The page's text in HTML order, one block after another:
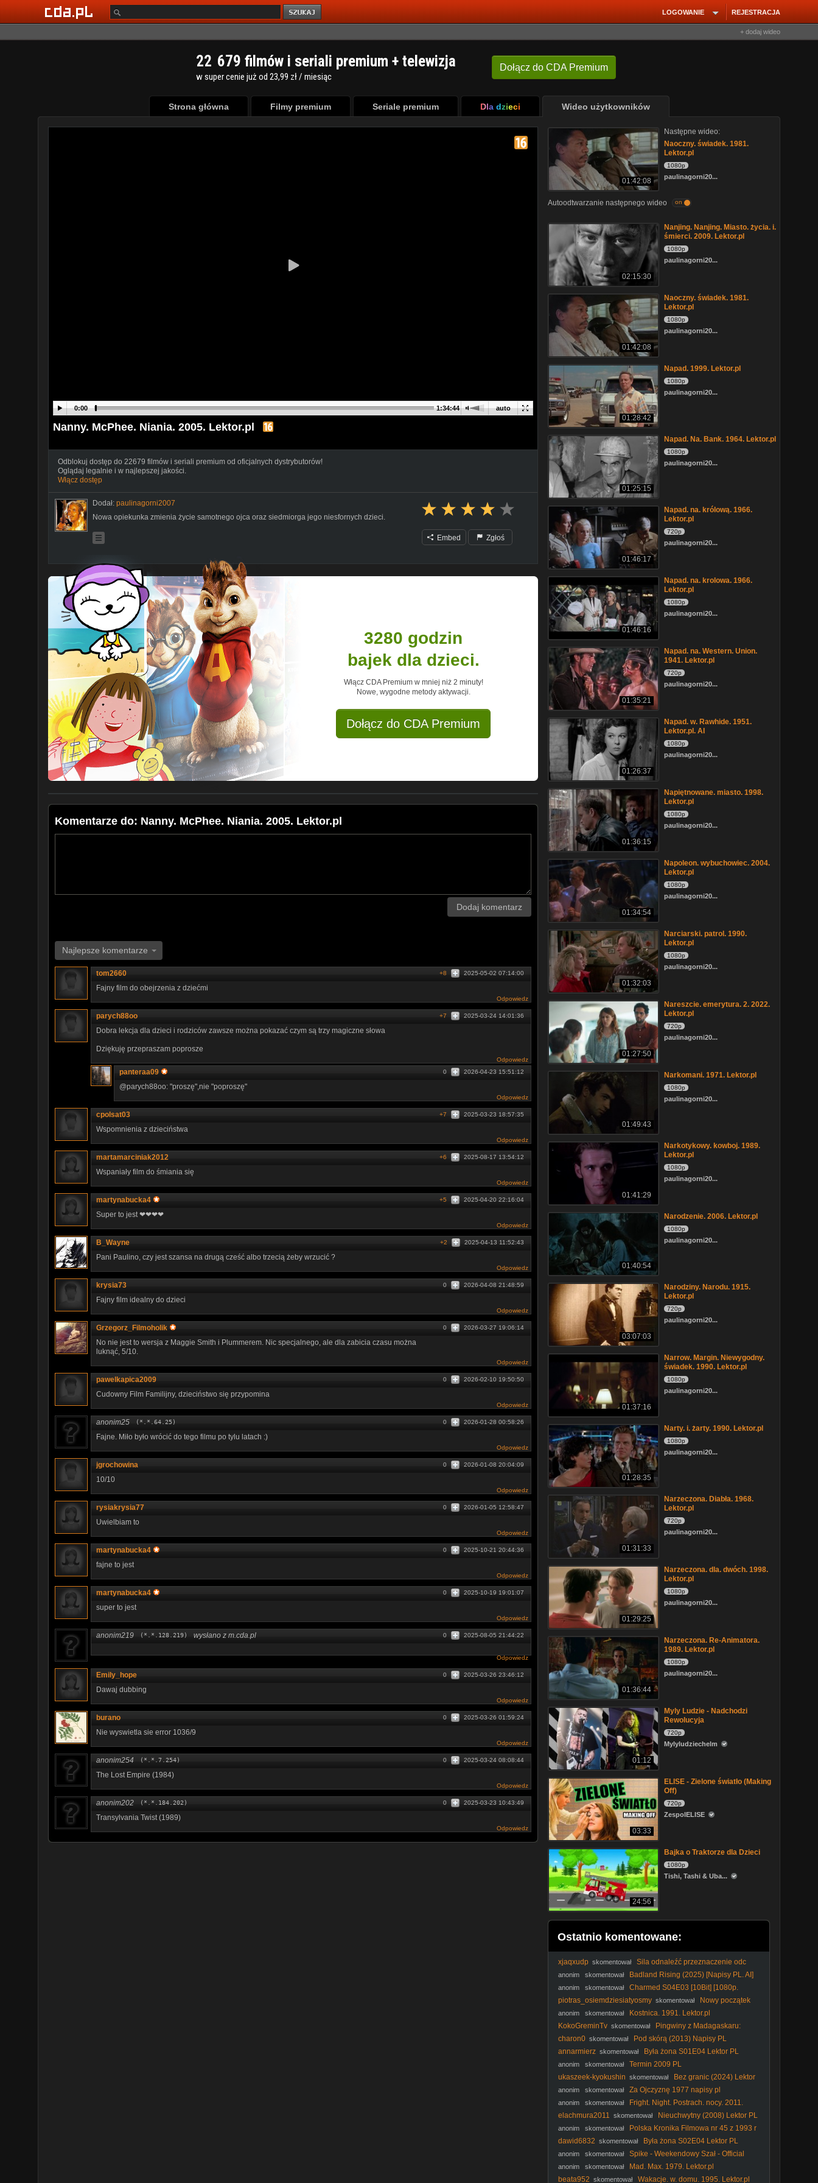
REJESTRACJA
LOGOWANIE
+ dodaj wideo
Dołącz do CDA Premium
22 679 filmów i seriali premium + telewizja
w super cenie już od 23,99 zł / miesiąc
Strona główna Filmy premium Seriale premium Dla dzieci Wideo użytkowników
auto
0:00 1:34:44
Nanny. McPhee. Niania. 2005. Lektor.pl
Odblokuj dostęp do 22679 filmów i seriali premium od oficjalnych dystrybutorów!
Oglądaj legalnie i w najlepszej jakości.
Włącz dostęp
Dodał: paulinagorni2007
Nowa opiekunka zmienia życie samotnego ojca oraz siedmiorga jego niesfornych dzieci.
Embed Zgłoś
3280 godzin
bajek dla dzieci.
Włącz CDA Premium w mniej niż 2 minuty!
Nowe, wygodne metody aktywacji.
Dołącz do CDA Premium
Komentarze do: Nanny. McPhee. Niania. 2005. Lektor.pl
Dodaj komentarz
Najlepsze komentarze
tom2660 2025-05-02 07:14:00
+8
Fajny film do obejrzenia z dziećmi
Odpowiedz
parych88oo 2025-03-24 14:01:36
+7
Dobra lekcja dla dzieci i rodziców zawsze można pokazać czym są trzy magiczne słowa
Dziękuję przepraszam poprosze
Odpowiedz
panteraa09 2026-04-23 15:51:12
0
@parych88oo: "proszę",nie "poproszę"
Odpowiedz
cpolsat03 2025-03-23 18:57:35
+7
Wspomnienia z dzieciństwa
Odpowiedz
martamarciniak2012 2025-08-17 13:54:12
+6
Wspaniały film do śmiania się
Odpowiedz
martynabucka4 2025-04-20 22:16:04
+5
Super to jest ❤❤❤❤
Odpowiedz
B_Wayne 2025-04-13 11:52:43
+2
Pani Paulino, czy jest szansa na drugą cześć albo trzecią żeby wrzucić ?
Odpowiedz
krysia73 2026-04-08 21:48:59
0
Fajny film idealny do dzieci
Odpowiedz
Grzegorz_Filmoholik 2026-03-27 19:06:14
0
No nie jest to wersja z Maggie Smith i Plummerem. Nic specjalnego, ale dla zabicia czasu można
luknąć, 5/10.
Odpowiedz
pawelkapica2009 2026-02-10 19:50:50
0
Cudowny Film Familijny, dzieciństwo się przypomina
Odpowiedz
anonim25 (*.*.64.25) 2026-01-28 00:58:26
0
Fajne. Miło było wrócić do tego filmu po tylu latach :)
Odpowiedz
jgrochowina 2026-01-08 20:04:09
0
10/10
Odpowiedz
rysiakrysia77 2026-01-05 12:58:47
0
Uwielbiam to
Odpowiedz
martynabucka4 2025-10-21 20:44:36
0
fajne to jest
Odpowiedz
martynabucka4 2025-10-19 19:01:07
0
super to jest
Odpowiedz
anonim219 (*.*.128.219) wysłano z m.cda.pl 2025-08-05 21:44:22
0
Odpowiedz
Emily_hope 2025-03-26 23:46:12
0
Dawaj dubbing
Odpowiedz
burano 2025-03-26 01:59:24
0
Nie wyswietla sie error 1036/9
Odpowiedz
anonim254 (*.*.7.254) 2025-03-24 08:08:44
0
The Lost Empire (1984)
Odpowiedz
anonim202 (*.*.184.202) 2025-03-23 10:43:49
0
Transylvania Twist (1989)
Odpowiedz
01:42:08
Następne wideo:
Naoczny. świadek. 1981.
Lektor.pl
1080p
paulinagorni20...
Autoodtwarzanie następnego wideo on
02:15:30
Nanjing. Nanjing. Miasto. życia. i.
śmierci. 2009. Lektor.pl
1080p
paulinagorni20...
01:42:08
Naoczny. świadek. 1981.
Lektor.pl
1080p
paulinagorni20...
01:28:42
Napad. 1999. Lektor.pl
1080p
paulinagorni20...
01:25:15
Napad. Na. Bank. 1964. Lektor.pl
1080p
paulinagorni20...
01:46:17
Napad. na. królową. 1966.
Lektor.pl
720p
paulinagorni20...
01:46:16
Napad. na. krolowa. 1966.
Lektor.pl
1080p
paulinagorni20...
01:35:21
Napad. na. Western. Union.
1941. Lektor.pl
720p
paulinagorni20...
01:26:37
Napad. w. Rawhide. 1951.
Lektor.pl. AI
1080p
paulinagorni20...
01:36:15
Napiętnowane. miasto. 1998.
Lektor.pl
1080p
paulinagorni20...
01:34:54
Napoleon. wybuchowiec. 2004.
Lektor.pl
1080p
paulinagorni20...
01:32:03
Narciarski. patrol. 1990.
Lektor.pl
1080p
paulinagorni20...
01:27:50
Nareszcie. emerytura. 2. 2022.
Lektor.pl
720p
paulinagorni20...
01:49:43
Narkomani. 1971. Lektor.pl
1080p
paulinagorni20...
01:41:29
Narkotykowy. kowboj. 1989.
Lektor.pl
1080p
paulinagorni20...
01:40:54
Narodzenie. 2006. Lektor.pl
1080p
paulinagorni20...
03:07:03
Narodziny. Narodu. 1915.
Lektor.pl
720p
paulinagorni20...
01:37:16
Narrow. Margin. Niewygodny.
świadek. 1990. Lektor.pl
1080p
paulinagorni20...
01:28:35
Narty. i. żarty. 1990. Lektor.pl
1080p
paulinagorni20...
01:31:33
Narzeczona. Diabła. 1968.
Lektor.pl
720p
paulinagorni20...
01:29:25
Narzeczona. dla. dwóch. 1998.
Lektor.pl
1080p
paulinagorni20...
01:36:44
Narzeczona. Re-Animatora.
1989. Lektor.pl
1080p
paulinagorni20...
01:12
Myly Ludzie - Nadchodzi
Rewolucyja
720p
Mylyludziechelm
03:33
ELISE - Zielone światło (Making
Off)
720p
ZespolELISE
24:56
Bajka o Traktorze dla Dzieci
1080p
Tishi, Tashi & Uba...
Ostatnio komentowane:
xjaqxudp skomentował
Sila odnaleźć przeznaczenie odc
anonim skomentował Badland Rising (2025) [Napisy PL. AI]
anonim skomentował
Charmed S04E03 [10Bit] [1080p.
BluRay. H265-AS76-FT] [ENG-Lektor PL] [Alusia]
piotras_osiemdziesiatyosmy skomentował
Nowy początek
(2016) [Lektor PL] - AггivaI
anonim skomentował
Kostnica. 1991. Lektor.pl
KokoGreminTv skomentował
Pingwiny z Madagaskaru:
Misja Bernard (480p)
charon0 skomentował
Pod skórą (2013) Napisy PL
annarmierz skomentował Była żona S01E04 Lektor PL
anonim skomentował
Termin 2009 PL
ukaszeek-kyokushin skomentował
Bez granic (2024) Lektor
anonim skomentował Za Ojczyznę 1977 napisy pl
anonim skomentował
Fright. Night. Postrach. nocy. 2011.
Lektor.pl
elachmura2011 skomentował Nieuchwytny (2008) Lektor PL
anonim skomentował
Polska Kronika Filmowa nr 45 z 1993 r
Premiera u prezydenta Bez zasilku Maly koniec swiata
dawid6832 skomentował Była żona S02E04 Lektor PL
anonim skomentował
Spike - Weekendowy Szał - Official
Video
anonim skomentował
Mad. Max. 1979. Lektor.pl
beata952 skomentował Wakacje. w. domu. 1995. Lektor.pl